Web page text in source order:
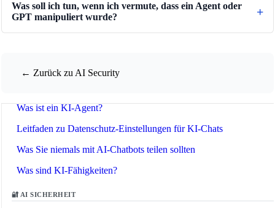
LLM Token Counter
Was ist ein KI-Agent?
Leitfaden zu Datenschutz-Einstellungen für KI-Chats
Was Sie niemals mit AI-Chatbots teilen sollten
Was sind KI-Fähigkeiten?
🔐 AI SICHERHEIT
Was soll ich tun, wenn ich vermute, dass ein Agent oder
GPT manipuliert wurde?
← Zurück zu AI Security